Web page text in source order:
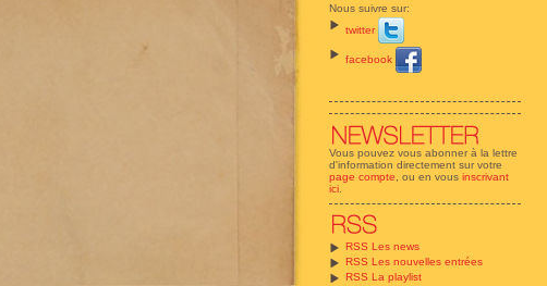
Nous suivre sur:
twitter
facebook
Vous pouvez vous abonner à la lettre
d'information directement sur votre
page compte , ou en vous inscrivant
ici
RSS Les news
RSS Les nouvelles entrées
RSS La playlist